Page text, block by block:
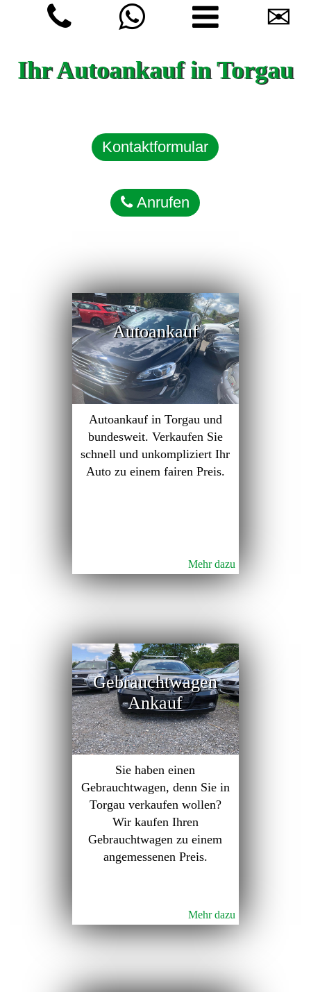
✉
Ihr Autoankauf in Torgau
Kontaktformular
Anrufen
Autoankauf
Autoankauf in Torgau und
bundesweit. Verkaufen Sie
schnell und unkompliziert Ihr
Auto zu einem fairen Preis.
Mehr dazu
Gebrauchtwagen
Ankauf
Sie haben einen
Gebrauchtwagen, denn Sie in
Torgau verkaufen wollen?
Wir kaufen Ihren
Gebrauchtwagen zu einem
angemessenen Preis.
Mehr dazu